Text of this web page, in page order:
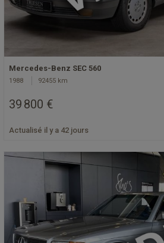
Mercedes-Benz SEC 560
1988 92455 km
39 800 €
Actualisé il y a 42 jours